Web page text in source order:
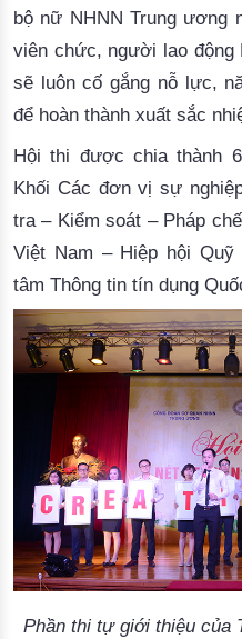
bộ nữ NHNN Trung ương
viên chức, người lao động
sẽ luôn cố gắng nỗ lực,
để hoàn thành xuất sắc
Hội thi được chia thành
Khối Các đơn vị sự
tra – Kiểm soát – Pháp
Việt Nam – Hiệp hội
tâm Thông tin tín dụng
Phần thi tự giới thiệu của